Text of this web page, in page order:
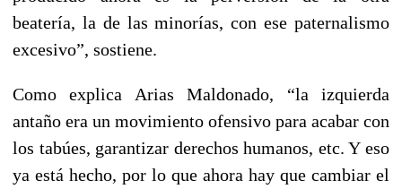
beatería, la de las minorías, con ese paternalismo
excesivo”, sostiene.
Como explica Arias Maldonado, “la izquierda
antaño era un movimiento ofensivo para acabar con
los tabúes, garantizar derechos humanos, etc. Y eso
ya está hecho, por lo que ahora hay que cambiar el